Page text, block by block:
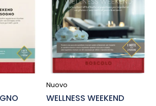
Nuovo
WELLNESS WEEKEND